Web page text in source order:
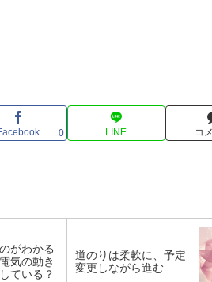
0 LINE コ
がわかる
気の動き
ている？
道のりは柔軟に、予定
変更しながら進む